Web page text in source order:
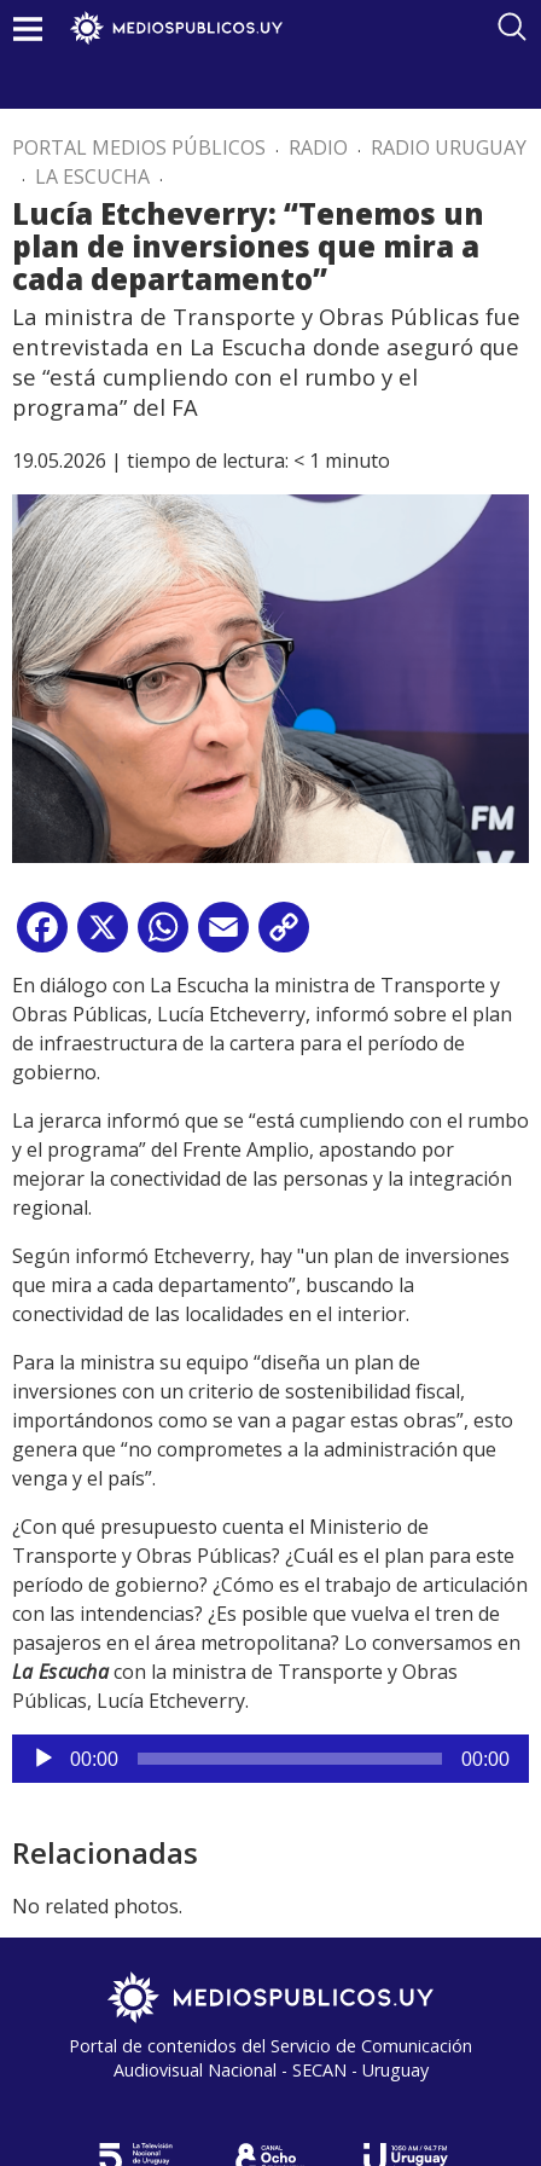
PORTAL MEDIOS PÚBLICOS . RADIO . RADIO URUGUAY
. LA ESCUCHA .
Lucía Etcheverry: “Tenemos un
plan de inversiones que mira a
cada departamento”
La ministra de Transporte y Obras Públicas fue
entrevistada en La Escucha donde aseguró que
se “está cumpliendo con el rumbo y el
programa” del FA
19.05.2026 | tiempo de lectura: < 1 minuto
Facebook
X WhatsApp
Email
Link
En diálogo con La Escucha la ministra de Transporte y
Obras Públicas, Lucía Etcheverry, informó sobre el plan
de infraestructura de la cartera para el período de
gobierno.
La jerarca informó que se “está cumpliendo con el rumbo
y el programa” del Frente Amplio, apostando por
mejorar la conectividad de las personas y la integración
regional.
Según informó Etcheverry, hay "un plan de inversiones
que mira a cada departamento”, buscando la
conectividad de las localidades en el interior.
Para la ministra su equipo “diseña un plan de
inversiones con un criterio de sostenibilidad fiscal,
importándonos como se van a pagar estas obras”, esto
genera que “no comprometes a la administración que
venga y el país”.
¿Con qué presupuesto cuenta el Ministerio de
Transporte y Obras Públicas? ¿Cuál es el plan para este
período de gobierno? ¿Cómo es el trabajo de articulación
con las intendencias? ¿Es posible que vuelva el tren de
pasajeros en el área metropolitana? Lo conversamos en
La Escuchacon la ministra de Transporte y Obras
Públicas, Lucía Etcheverry.
Reproductor
de
00:00 00:00
Relacionadas
No related photos.
Portal de contenidos del Servicio de Comunicación
Audiovisual Nacional - SECAN - Uruguay